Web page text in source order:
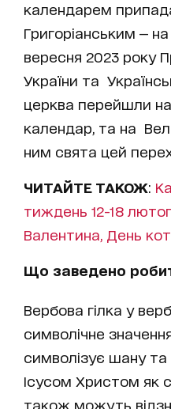
календарем
Григоріанським —
вересня 2023 року
України та
церква перейшли
календар, та на
ним свята цей
ЧИТАЙТЕ ТАКОЖ:
тиждень 12-18
Валентина, День
Що заведено
Вербова гілка у
символічне
символізує шану та
Ісусом Христом як
також можуть